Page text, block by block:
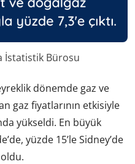
İstatistik Bürosu
dönemde gaz ve
gaz fiyatlarının etkisiyle
yükseldi. En büyük
yüzde 15’le Sidney’de